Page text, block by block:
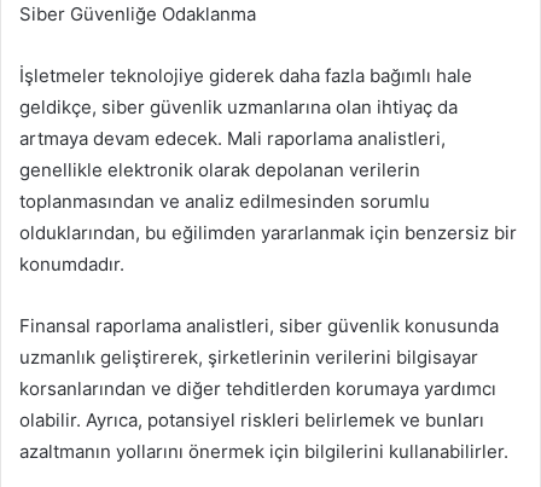
Siber Güvenliğe Odaklanma
İşletmeler teknolojiye giderek daha fazla bağımlı hale
geldikçe, siber güvenlik uzmanlarına olan ihtiyaç da
artmaya devam edecek. Mali raporlama analistleri,
genellikle elektronik olarak depolanan verilerin
toplanmasından ve analiz edilmesinden sorumlu
olduklarından, bu eğilimden yararlanmak için benzersiz bir
konumdadır.
Finansal raporlama analistleri, siber güvenlik konusunda
uzmanlık geliştirerek, şirketlerinin verilerini bilgisayar
korsanlarından ve diğer tehditlerden korumaya yardımcı
olabilir. Ayrıca, potansiyel riskleri belirlemek ve bunları
azaltmanın yollarını önermek için bilgilerini kullanabilirler.